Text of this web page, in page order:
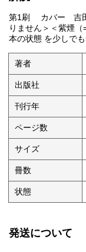
第1刷 カバー 吉田
りません＞＜紫煙
本の状態 を少しで
著者
出版社
刊行年
ページ数
サイズ
冊数
状態
発送について